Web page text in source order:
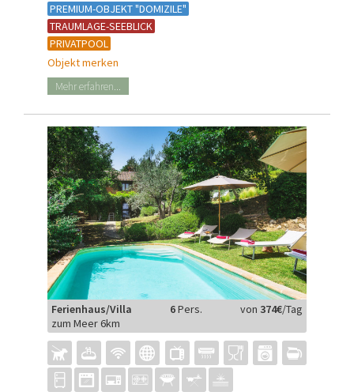
PREMIUM-OBJEKT "DOMIZILE"
TRAUMLAGE-SEEBLICK
PRIVATPOOL
Objekt merken
Mehr erfahren...
Ferienhaus/Villa 6Pers. von 374€/Tag
zum Meer 6km